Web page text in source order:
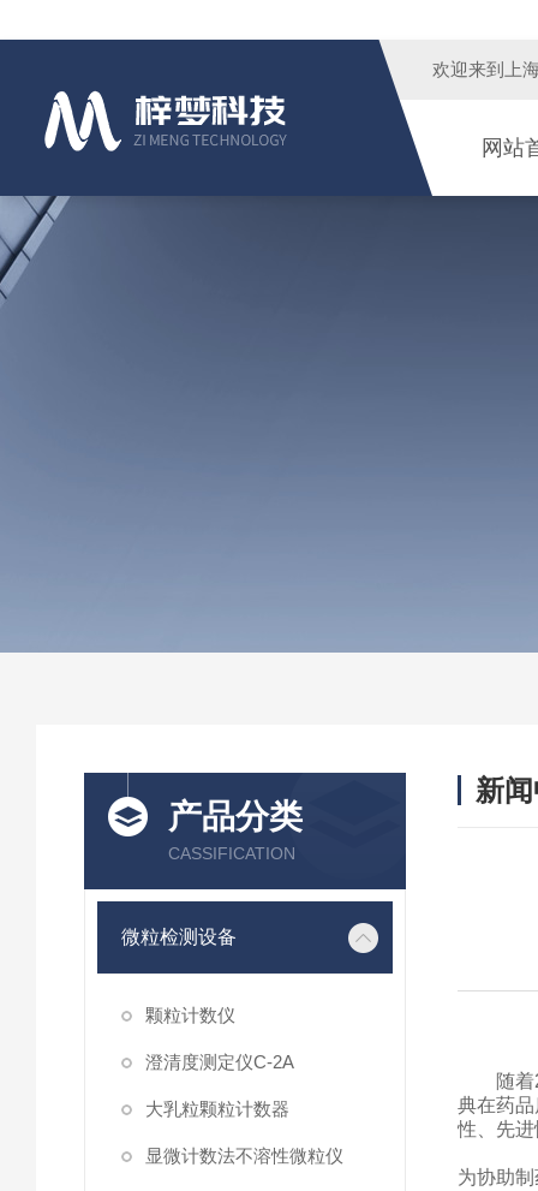
欢迎来到 上
网站
产品分类
CASSIFICATION
微粒检测设备
颗粒计数仪
澄清度测定仪C-2A
大乳粒颗粒计数器
显微计数法不溶性微粒仪
新
随
典在药
性、先
为协助